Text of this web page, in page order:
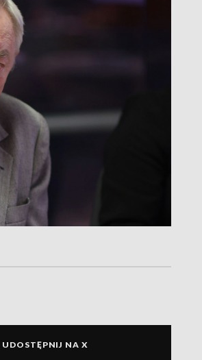
UDOSTĘPNIJ NA X